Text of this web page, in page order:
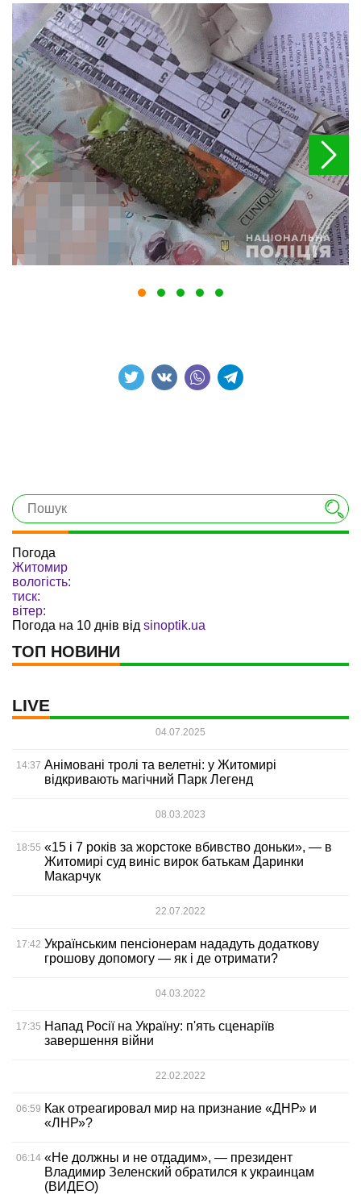
Погода
Житомир
вологість:
тиск:
вітер:
Погода на 10 днів від sinoptik.ua
ТОП НОВИНИ
LIVE
04.07.2025
14:37 Анімовані тролі та велетні: у Житомирі
відкривають магічний Парк Легенд
08.03.2023
18:55 «15 і 7 років за жорстоке вбивство доньки», — в
Житомирі суд виніс вирок батькам Даринки
Макарчук
22.07.2022
17:42 Українським пенсіонерам нададуть додаткову
грошову допомогу — як і де отримати?
04.03.2022
17:35 Напад Росії на Україну: п'ять сценаріїв
завершення війни
22.02.2022
06:59 Как отреагировал мир на признание «ДНР» и
«ЛНР»?
06:14 «Не должны и не отдадим», — президент
Владимир Зеленский обратился к украинцам
(ВИДЕО)